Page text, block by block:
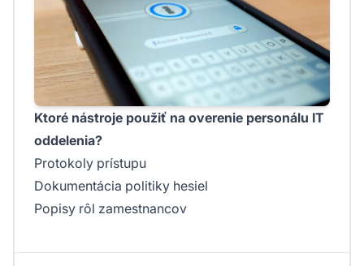
Ktoré nástroje použiť na overenie personálu IT
oddelenia?
Protokoly prístupu
Dokumentácia politiky hesiel
Popisy rôl zamestnancov